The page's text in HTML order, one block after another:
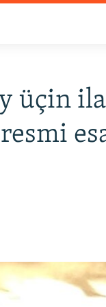
üçin